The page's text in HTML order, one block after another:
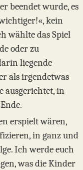
beendet wurde, es
kein
wählte das Spiel
oder zu
liegende
als irgendetwas
ausgerichtet, in
erspielt wären,
in ganz und
Ich werde euch
was die Kinder